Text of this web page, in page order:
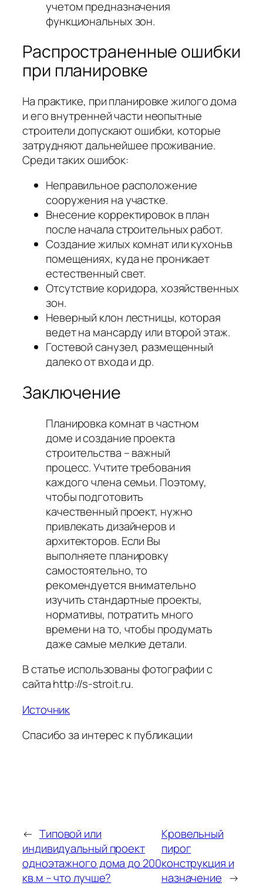
учетом предназначения
функциональных зон.
Распространенные ошибки
при планировке
На практике, при планировке жилого дома
и его внутренней части неопытные
строители допускают ошибки, которые
затрудняют дальнейшее проживание.
Среди таких ошибок:
Неправильное расположение
сооружения на участке.
Внесение корректировок в план
после начала строительных работ.
Создание жилых комнат или кухоньв
помещениях, куда не проникает
естественный свет.
Отсутствие коридора, хозяйственных
зон.
Неверный клон лестницы, которая
ведет на мансарду или второй этаж.
Гостевой санузел, размещенный
далеко от входа и др.
Заключение
Планировка комнат в частном
доме и создание проекта
строительства – важный
процесс. Учтите требования
каждого члена семьи. Поэтому,
чтобы подготовить
качественный проект, нужно
привлекать дизайнеров и
архитекторов. Если Вы
выполняете планировку
самостоятельно, то
рекомендуется внимательно
изучить стандартные проекты,
нормативы, потратить много
времени на то, чтобы продумать
даже самые мелкие детали.
В статье использованы фотографии с
сайтаhttp://s-stroit.ru.
Источник
Спасибо за интерес к публикации
← Типовой или
индивидуальный проект
одноэтажного дома до 200
кв.м – что лучше?
Кровельный
пирог
конструкция и
назначение →